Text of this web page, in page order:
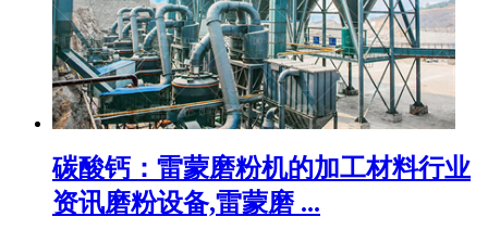
碳酸钙：雷蒙磨粉机的加工材料行业
资讯磨粉设备,雷蒙磨 ...